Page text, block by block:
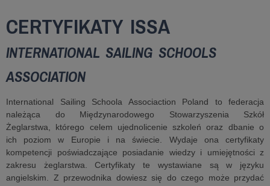
CERTYFIKATY ISSA
INTERNATIONAL SAILING SCHOOLS
ASSOCIATION
International Sailing Schoola Associaction Poland to federacja
należąca do Międzynarodowego Stowarzyszenia Szkół
Żeglarstwa, którego celem ujednolicenie szkoleń oraz dbanie o
ich poziom w Europie i na świecie. Wydaje ona certyfikaty
kompetencji poświadczające posiadanie wiedzy i umiejętności z
zakresu żeglarstwa. Certyfikaty te wystawiane są w języku
angielskim. Z przewodnika dowiesz się do czego może przydać